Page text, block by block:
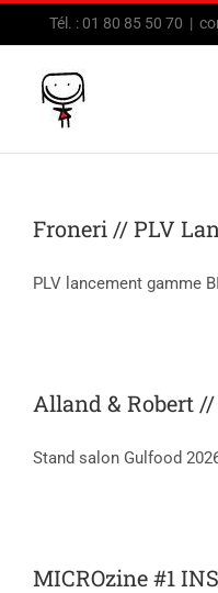
Tél. : 01 80 85 50 70 |
Froneri // PLV
PLV lancement gamme
Alland & Robert
Stand salon Gulfood
MICROzine #1